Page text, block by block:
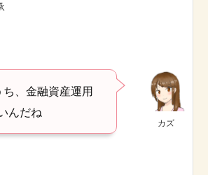
カズ
、金融資産運用
んだね